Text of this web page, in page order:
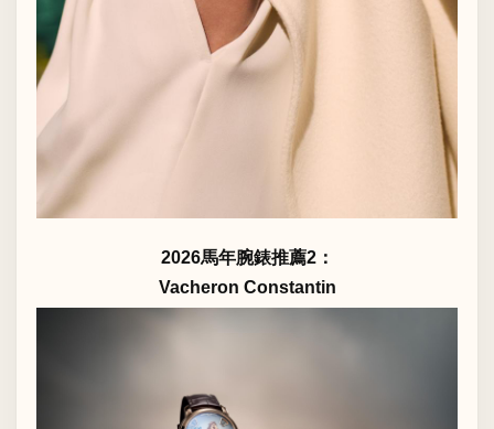
2026馬年腕錶推薦2：
Vacheron Constantin